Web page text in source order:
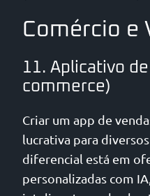
Comércio e
11. Aplicativo
commerce)
Criar um app de
lucrativa para
diferencial está em
personalizadas com